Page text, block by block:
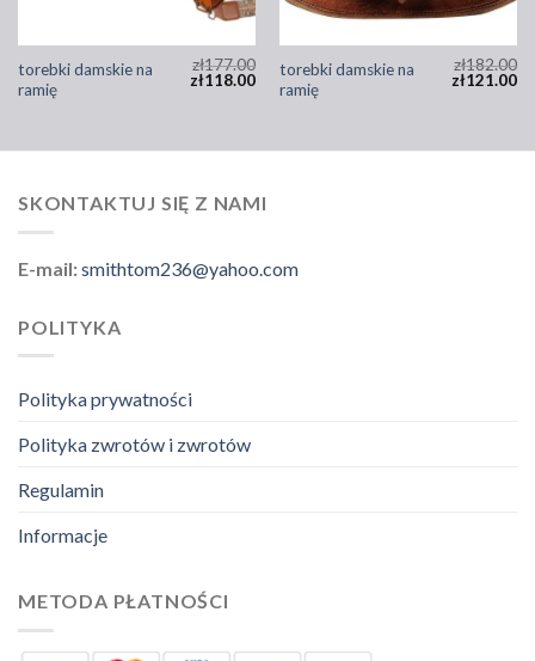
torebki damskie na
ramię
zł177.00
zł118.00
torebki damskie na
ramię
zł182.00
zł121.00
SKONTAKTUJ SIĘ Z NAMI
E-mail:smithtom236@yahoo.com
POLITYKA
Polityka prywatności
Polityka zwrotów i zwrotów
Regulamin
Informacje
METODA PŁATNOŚCI